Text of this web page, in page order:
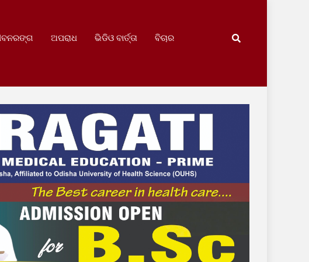
ଅପରାଧ ଭିଡିଓ ବାର୍ତ୍ତା ବିଚାର